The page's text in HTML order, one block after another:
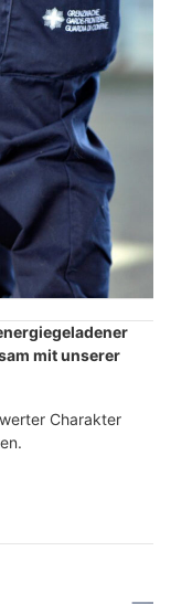
mit unserer
Charakter